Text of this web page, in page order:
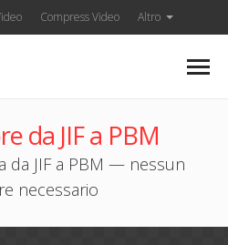
Compress Video Altro
da JIF a PBM
da JIF a PBM — nessun
necessario